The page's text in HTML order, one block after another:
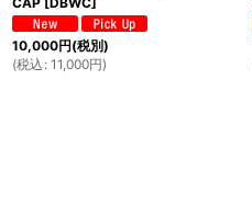
10,000円(税別)
(税込 : 11,000円)